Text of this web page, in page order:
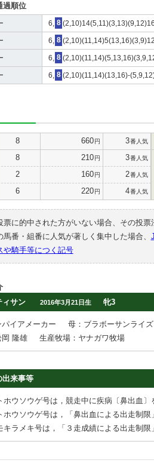
過順位
6, 8
6, 8
6, 8
6, 8 (2,10)(11,14)(13,16)-
8 660円 3番人気
8 210円 3番人気
2 160円 2番人気
6 220円 4番人気
票に的中された方がいない場合、その投
馬番・組番に人気が著しく集中した場合、
や騎手等につく記号
ィサン
2016年3月21日生 牝3
イアメーカー
母：ブラボーサンライズ
岡 隆雄
生産牧場：ヤナガワ牧場
出来事等
ホウソウゲ号は，競走中に疾病〔鼻出血
ホウソウゲ号は，「鼻出血による出走制
キラメキ号は，「３走成績による出走制